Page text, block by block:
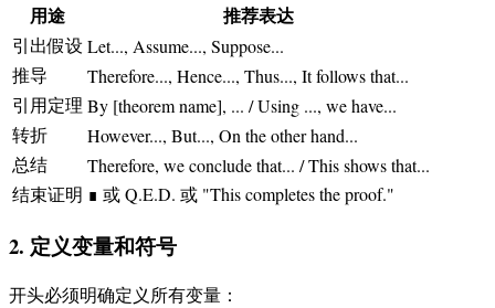
用途 推荐表达
引出假设Let..., Assume..., Suppose...
推导
Therefore..., Hence..., Thus..., It follows that...
引用定理 By [theorem name], ... / Using ..., we have...
转折
However..., But..., On the other hand...
总结
Therefore, we conclude that... / This shows that...
结束证明 ∎ 或 Q.E.D. 或 "This completes the proof."
2. 定义变量和符号
开头必须明确定义所有变量：